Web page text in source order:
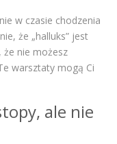
w czasie chodzenia
że „halluks” jest
że nie możesz
warsztaty mogą Ci
ale nie